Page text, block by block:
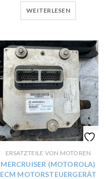
WEITERLESEN
ERSATZTEILE VON MOTOREN
MERCRUISER (MOTOROLA)
ECM MOTORSTEUERGERÄT